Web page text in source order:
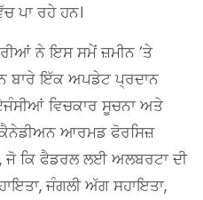
ਪਾ ਰਹੇ ਹਨ।
ਨੇ ਇਸ ਸਮੇਂ ਜ਼ਮੀਨ ‘ਤੇ
ਬਾਰੇ ਇੱਕ ਅਪਡੇਟ ਪ੍ਰਦਾਨ
ਵਿਚਕਾਰ ਸੂਚਨਾ ਅਤੇ
ਕੈਨੇਡੀਅਨ ਆਰਮਡ ਫੋਰਸਿਜ਼
ਜੋ ਕਿ ਫੈਡਰਲ ਲਈ ਅਲਬਰਟਾ ਦੀ
ਜੰਗਲੀ ਅੱਗ ਸਹਾਇਤਾ,